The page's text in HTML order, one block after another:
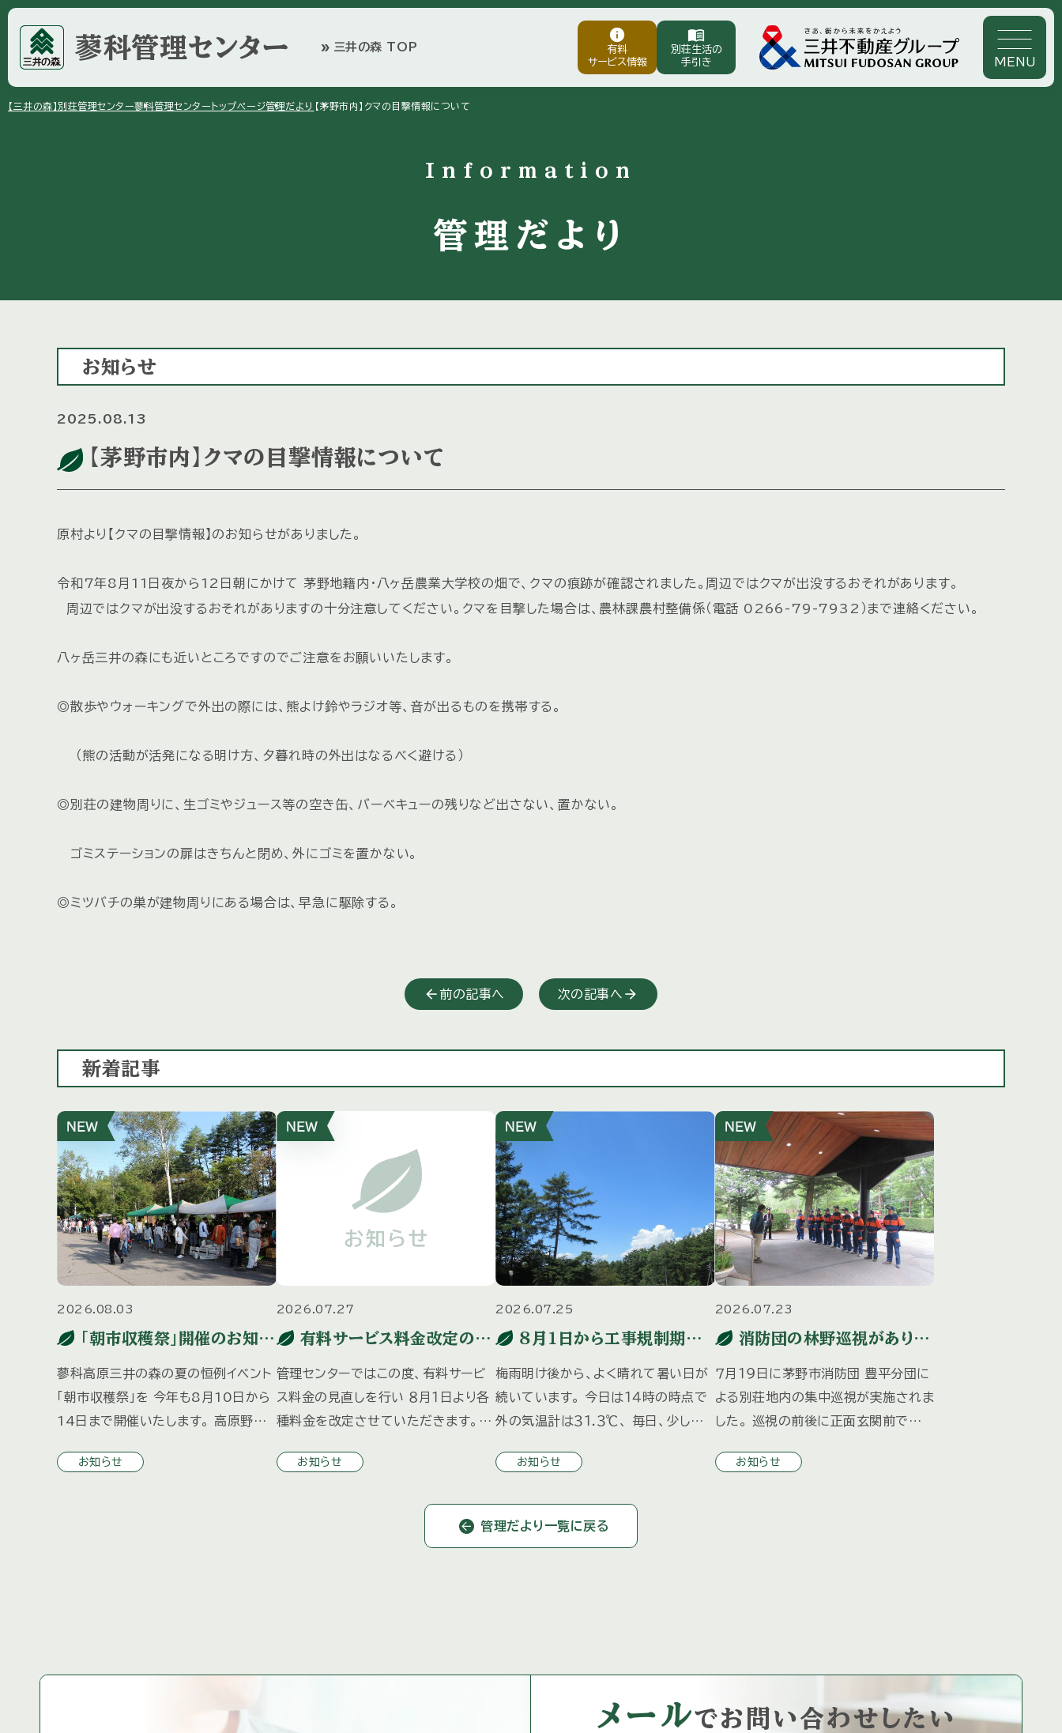
蓼科管理センター double_arrow 三井の森 TOP
info
有料
サービス情報
menu_book
別荘生活の
手引き
MENU
【三井の森】 別荘管理センター arrow_right
蓼科管理センター トップページ arrow_right
管理だより arrow_right
【茅野市内】クマの目撃情報について
Information
管理だより
お知らせ
2025.08.13
【茅野市内】クマの目撃情報について
原村より【クマの目撃情報】のお知らせがありました。
令和7年8月11日夜から12日朝にかけて 茅野地籍内・八ヶ岳農業大学校の畑で、クマの痕跡が確認されました。周辺ではクマが出没するおそれがあります。
周辺ではクマが出没するおそれがありますの十分注意してください。クマを目撃した場合は、農林課農村整備係（電話 0266-79-7932）まで連絡ください。
八ヶ岳三井の森にも近いところですのでご注意をお願いいたします。
◎散歩やウォーキングで外出の際には、熊よけ鈴やラジオ等、音が出るものを携帯する。
（熊の活動が活発になる明け方、夕暮れ時の外出はなるべく避ける）
◎別荘の建物周りに、生ゴミやジュース等の空き缶、バーベキューの残りなど出さない、置かない。
ゴミステーションの扉はきちんと閉め、外にゴミを置かない。
◎ミツバチの巣が建物周りにある場合は、早急に駆除する。
前の記事へ 次の記事へ
新着記事
2026.08.03
「朝市収穫祭」開催のお知ら
蓼科高原三井の森の夏の恒例イベント
「朝市収穫祭」を 今年も8月10日から
14日まで開催いたします。 高原野菜
店予定となっており、 お子様向けにス
お知らせ
2026.07.27
有料サービス料金改定のお
管理センターではこの度、有料サービ
ス料金の見直しを行い ８月１日より各
種料金を改定させていただきます。 ８
につきましては、 先日各オーナー様に
お知らせ
2026.07.25
８月１日から工事規制期間
梅雨明け後から、よく晴れて暑い日が
続いています。 今日は１４時の時点で
外の気温計は３１.３℃、 毎日、少し外
われ、 標高１２００ｍでこの暑さなら大
お知らせ
2026.07.23
消防団の林野巡視がありま
７月１９日に茅野市消防団 豊平分団に
よる別荘地内の集中巡視が実施されま
した。 巡視の前後に正面玄関前で出
シーズンに備え、防火・防犯の注意喚
お知らせ
管理だより一覧に戻る
メールでお問い合わせしたい